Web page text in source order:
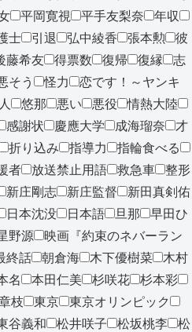
平岡寛視 平手友梨奈
年収
士 引退 弘中綾香 張本勲
彼
藤希友 得票数 復帰 復縁
志
そう 怪力
恋です！～ヤンキ
悠那 悪い 悪役
情熱大陸
感謝状 慶應大学 成海瑠奈
才
折り込み 指導力
指輪食べる
者 放送禁止用語 救急車
整形
新庄剛志 新庄監督
新田真剣佑
日本沈没 日本語 旦那
早田ひ
野源
映画『約束のネバーラン
終話 朝倉海 木下優樹菜
木村
名 本田仁美 杉咲花
杉本彩
枝 東京
東京オリンピック
谷義和 松井咲子 松坂桃李
松